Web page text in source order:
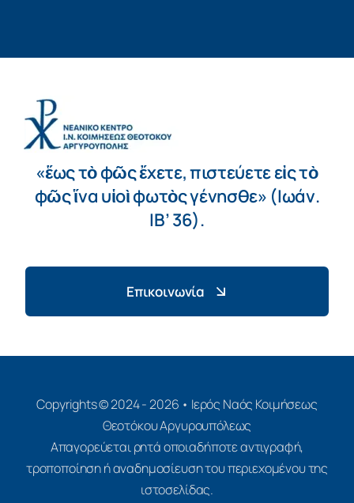
«ἕως τὸ φῶς ἔχετε, πιστεύετε εἰς τὸ
φῶς ἵνα υἱοὶ φωτὸς γένησθε» (Ιωάν.
ΙΒ’ 36).
Επικοινωνία
Copyrights © 2024 - 2026 • Ιερός Ναός Κοιμήσεως
Θεοτόκου Αργυρουπόλεως
Απαγορεύεται ρητά οποιαδήποτε αντιγραφή,
τροποποίηση ή αναδημοσίευση του περιεχομένου της
ιστοσελίδας.